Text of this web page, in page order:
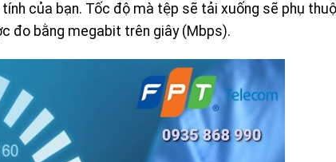
của bạn. Tốc độ mà tệp sẽ tải xuống sẽ phụ
đo bằng megabit trên giây (Mbps).